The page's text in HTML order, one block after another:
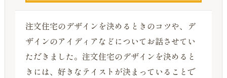
注文住宅のデザインを決めるときのコツや、デ
ザインのアイディアなどについてお話させてい
ただきました。注文住宅のデザインを決めると
きには、好きなテイストが決まっていることで